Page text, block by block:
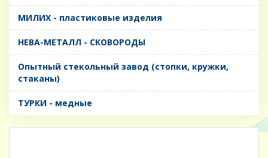
МИЛИХ - пластиковые изделия
НЕВА-МЕТАЛЛ - СКОВОРОДЫ
Опытный стекольный завод (стопки, кружки,
стаканы)
ТУРКИ - медные